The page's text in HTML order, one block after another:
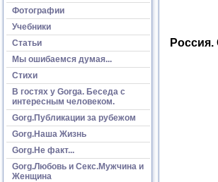
Фотографии
Учебники
Статьи
Мы ошибаемся думая...
Стихи
В гостях у Gorga. Беседа с
интересным человеком.
Gorg.Публикации за рубежом
Gorg.Наша Жизнь
Gorg.Не факт...
Gorg.Любовь и Секс.Мужчина и
Женщина